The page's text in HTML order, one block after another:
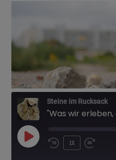
Steine im Rucksack
PLAY
1X